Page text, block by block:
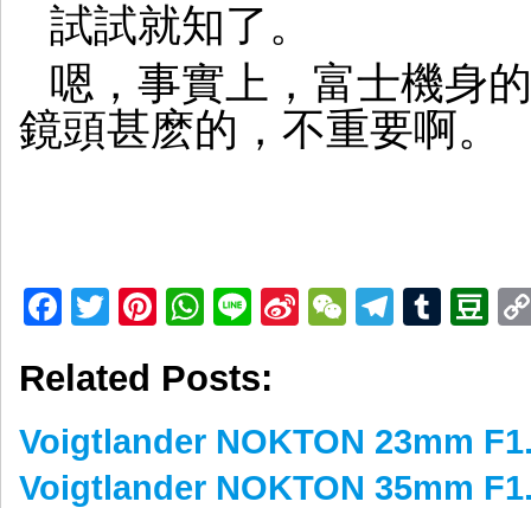
試試就知了。
嗯，事實上，富士機身
鏡頭甚麽的，不重要啊。
Facebook
TwitterPinterest
WhatsApp
LineSinaWeChat
Related Posts:
Voigtlander NOKTON 23mm
Voigtlander NOKTON 35mm